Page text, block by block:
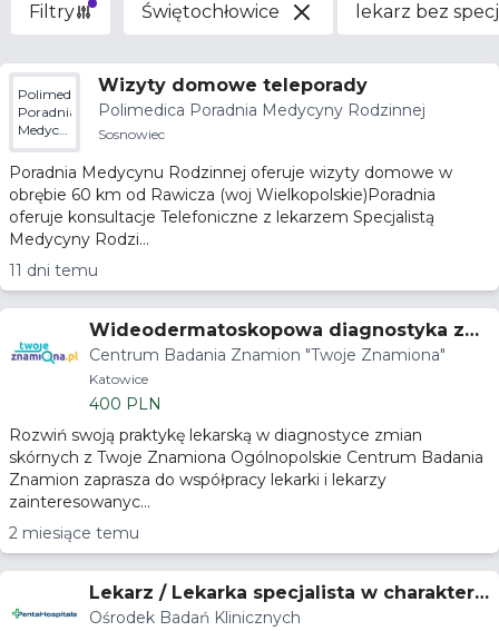
Filtry Świętochłowice lekarz bez
Polimedica
Poradnia
Medycyny
Rodzinnej
Wizyty domowe teleporady
Polimedica Poradnia Medycyny Rodzinnej
Sosnowiec
Poradnia Medycynu Rodzinnej oferuje wizyty domowe w
obrębie 60 km od Rawicza (woj Wielkopolskie)Poradnia
oferuje konsultacje Telefoniczne z lekarzem Specjalistą
Medycyny Rodzi...
11 dni temu
Wideodermatoskopowa diagnostyka zmi
an skórnych
Centrum Badania Znamion "Twoje Znamiona"
Katowice
400 PLN
Rozwiń swoją praktykę lekarską w diagnostyce zmian
skórnych z Twoje Znamiona Ogólnopolskie Centrum Badania
Znamion zaprasza do współpracy lekarki i lekarzy
zainteresowanyc...
2 miesiące temu
Lekarz / Lekarka specjalista w charakterz
e badacza lub współbadacza
Ośrodek Badań Klinicznych